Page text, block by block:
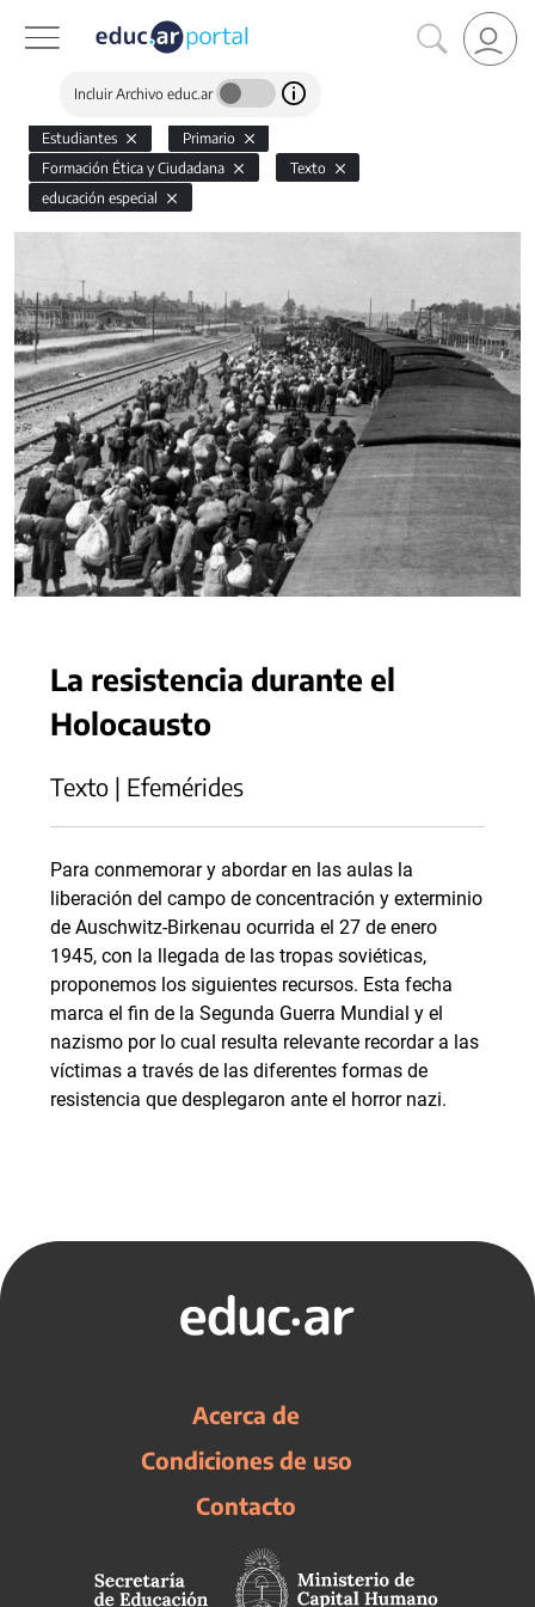
Incluir Archivo educ.ar
Estudiantes
Primario
Formación Ética y Ciudadana
Texto
educación especial
La resistencia durante el
Holocausto
Texto | Efemérides
Para conmemorar y abordar en las aulas la
liberación del campo de concentración y exterminio
de Auschwitz-Birkenau ocurrida el 27 de enero
1945, con la llegada de las tropas soviéticas,
proponemos los siguientes recursos. Esta fecha
marca el fin de la Segunda Guerra Mundial y el
nazismo por lo cual resulta relevante recordar a las
víctimas a través de las diferentes formas de
resistencia que desplegaron ante el horror nazi.
Acerca de
Condiciones de uso
Contacto